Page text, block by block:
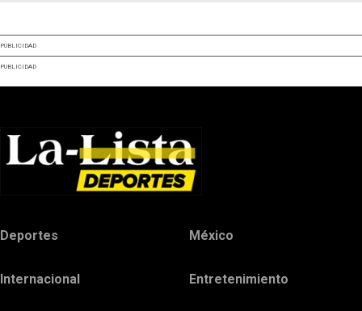
PUBLICIDAD
PUBLICIDAD
Deportes México
Internacional Entretenimiento